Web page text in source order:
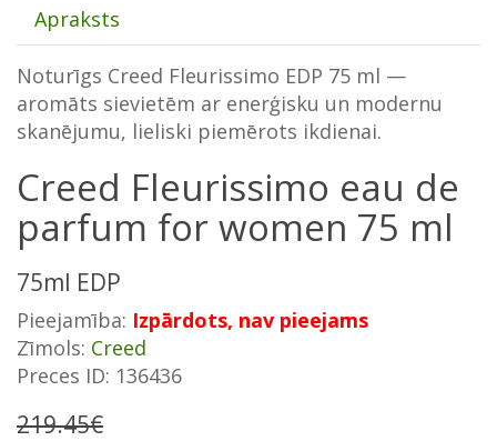
Apraksts
Noturīgs Creed Fleurissimo EDP 75 ml —
aromāts sievietēm ar enerģisku un modernu
skanējumu, lieliski piemērots ikdienai.
Creed Fleurissimo eau de
parfum for women 75 ml
75ml EDP
Pieejamība: Izpārdots, nav pieejams
Zīmols: Creed
Preces ID: 136436
219.45€